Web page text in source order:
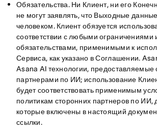
Обязательства. Ни Клиент, ни его
не могут заявлять, что Выходные
человеком. Клиент обязуется
соответствии с любыми ограничениями
обязательствами, применимыми к
Сервиса, как указано в Соглашении.
Asana AI технологии, предоставляемые
партнерами по ИИ; использование
будет соответствовать применимым
политикам сторонних партнеров по
которые включены в настоящий
ссылки.